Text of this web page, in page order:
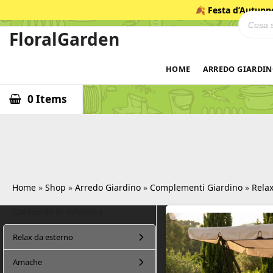
al
contenuto
🍂 Festa
FloralGarden
HOME ARREDO
0 Items
Home » Shop » Arredo Giardino » Complementi Giardino »
Relax da esterno
Amache
l
o
r